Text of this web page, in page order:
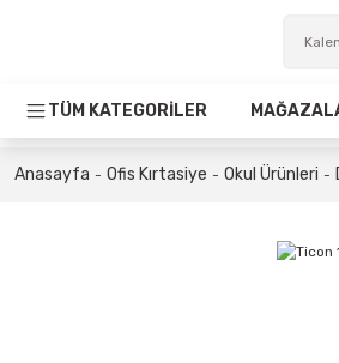
TÜM KATEGORİLER
Anasayfa Ofis Kırtasiye Okul Ürünleri